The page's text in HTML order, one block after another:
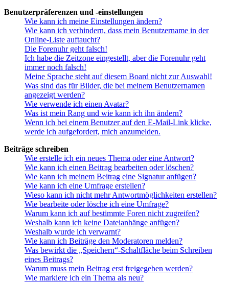
Benutzerpräferenzen und -einstellungen
Wie kann ich meine Einstellungen ändern?
Wie kann ich verhindern, dass mein Benutzername in der
Online-Liste auftaucht?
Die Forenuhr geht falsch!
Ich habe die Zeitzone eingestellt, aber die Forenuhr geht
immer noch falsch!
Meine Sprache steht auf diesem Board nicht zur Auswahl!
Was sind das für Bilder, die bei meinem Benutzernamen
angezeigt werden?
Wie verwende ich einen Avatar?
Was ist mein Rang und wie kann ich ihn ändern?
Wenn ich bei einem Benutzer auf den E-Mail-Link klicke,
werde ich aufgefordert, mich anzumelden.
Beiträge schreiben
Wie erstelle ich ein neues Thema oder eine Antwort?
Wie kann ich einen Beitrag bearbeiten oder löschen?
Wie kann ich meinem Beitrag eine Signatur anfügen?
Wie kann ich eine Umfrage erstellen?
Wieso kann ich nicht mehr Antwortmöglichkeiten erstellen?
Wie bearbeite oder lösche ich eine Umfrage?
Warum kann ich auf bestimmte Foren nicht zugreifen?
Weshalb kann ich keine Dateianhänge anfügen?
Weshalb wurde ich verwarnt?
Wie kann ich Beiträge den Moderatoren melden?
Was bewirkt die „Speichern“-Schaltfläche beim Schreiben
eines Beitrags?
Warum muss mein Beitrag erst freigegeben werden?
Wie markiere ich ein Thema als neu?